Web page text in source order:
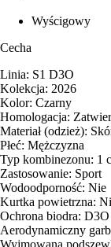
Wyścigowy
Cecha
Linia: S1 D3O
Kolekcja: 2026
Kolor: Czarny
Homologacja:
Materiał (odzież):
Płeć: Mężczyzna
Typ kombinezonu: 1
Zastosowanie: Sport
Wodoodporność: Nie
Kurtka powietrzna:
Ochrona biodra: D3O
Aerodynamiczny
Wyjmowana